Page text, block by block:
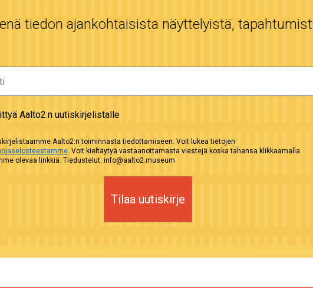
tiedon ajankohtaisista näyttelyistä,
Aalto2:n uutiskirjelistalle
Aalto2:n toiminnasta tiedottamiseen. Voit lukea tietojen
. Voit kieltäytyä vastaanottamasta viestejä koska tahansa klikkaamalla
olevaa linkkiä. Tiedustelut: info@aalto2.museum
Tilaa uutiskirje